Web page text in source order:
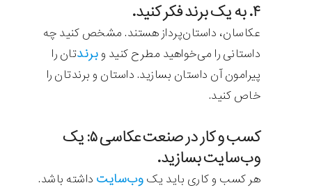
۴. به یک برند فکر کنید.
عکاسان، داستان‌پرداز هستند. مشخص کنید چه
داستانی را می‌خواهید مطرح کنید و برندتان را
پیرامون آن داستان بسازید. داستان و برندتان را
خاص کنید.
کسب و کار در صنعت عکاسی ۵: یک
وب‌سایت بسازید.
هر کسب و کاری باید یک وب‌سایت داشته باشد.